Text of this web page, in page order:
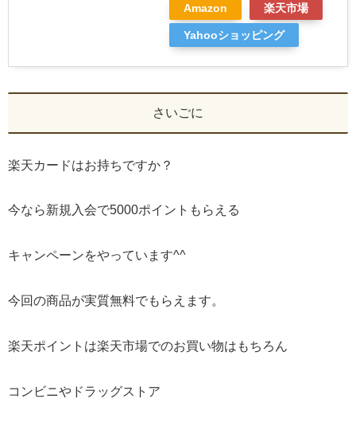
Amazon 楽天市場
Yahooショッピング
さいごに
楽天カードはお持ちですか？
今なら新規入会で5000ポイントもらえる
キャンペーンをやっています^^
今回の商品が実質無料でもらえます。
楽天ポイントは楽天市場でのお買い物はもちろん
コンビニやドラッグストア